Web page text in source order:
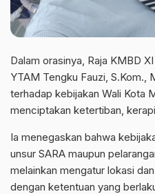
Dalam orasinya, Raja KMBD
YTAM Tengku Fauzi, S.Kom.,
terhadap kebijakan Wali Kota
menciptakan ketertiban,
Ia menegaskan bahwa
unsur SARA maupun
melainkan mengatur lokasi
dengan ketentuan yang